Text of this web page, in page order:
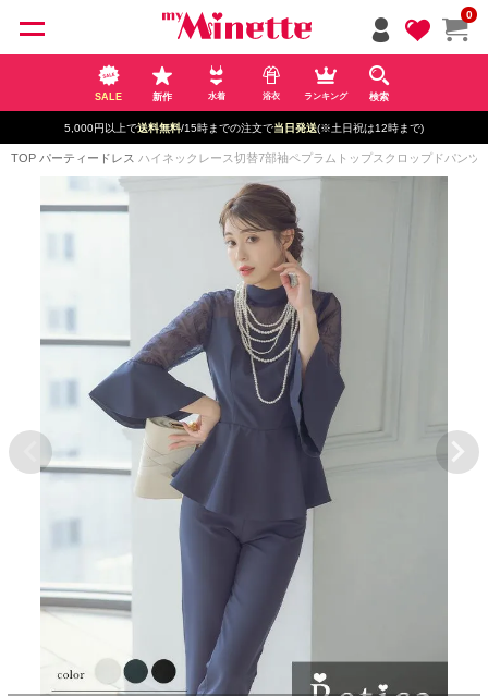
0
SALE 新作 水着 浴衣 ランキング 検索
5,000円以上で送料無料/15時までの注文で当日発送(※土日祝は12時まで)
TOP パーティードレス ハイネックレース切替7部袖ペプラムトップスクロップドパンツ
ペー
ジト
ップ